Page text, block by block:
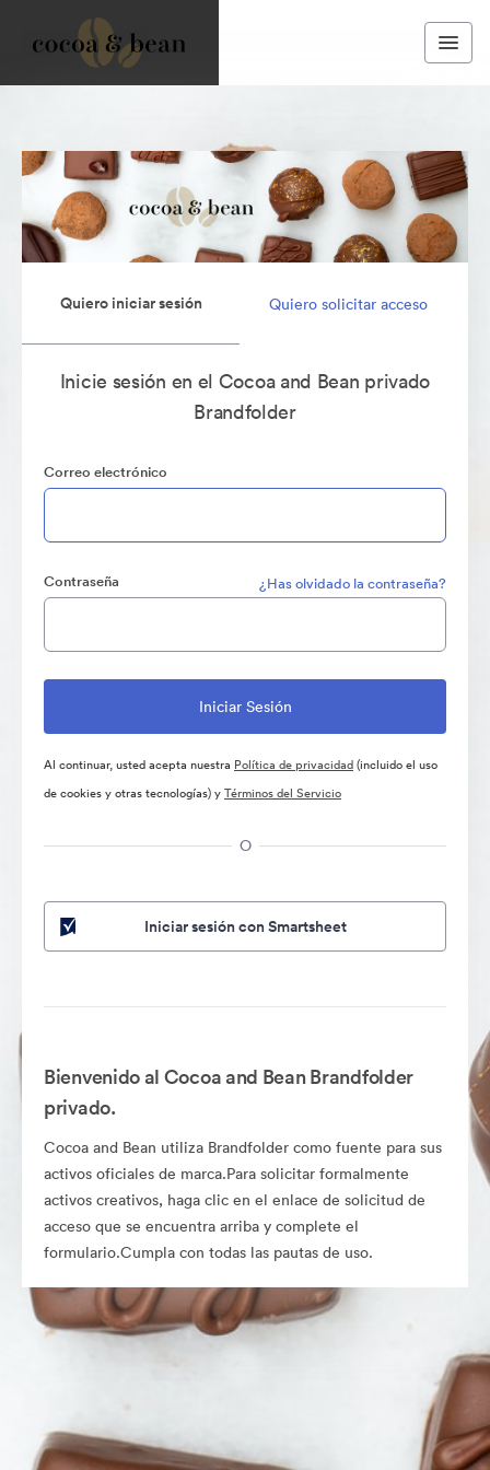
Quiero iniciar sesión Quiero solicitar acceso
Inicie sesión en el Cocoa and Bean privado
Brandfolder
Correo electrónico
Contraseña ¿Has olvidado la contraseña?
Al continuar, usted acepta nuestra Política de privacidad(incluido el uso
de cookies y otras tecnologías) yTérminos del Servicio
O
Iniciar sesión con Smartsheet
Bienvenido al Cocoa and Bean Brandfolder
privado.
Cocoa and Bean utiliza Brandfolder como fuente para sus
activos oficiales de marca.Para solicitar formalmente
activos creativos, haga clic en el enlace de solicitud de
acceso que se encuentra arriba y complete el
formulario.Cumpla con todas las pautas de uso.